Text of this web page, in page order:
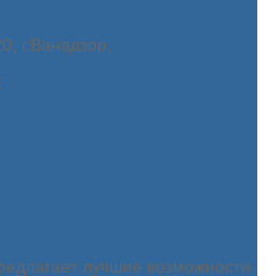
г.Ванадзор,
лучшие возможности